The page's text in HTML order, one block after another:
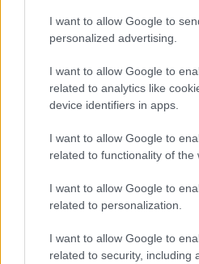
I want to allow Google to
personalized advertising.
I want to allow Google to
related to analytics like
device identifiers in apps.
I want to allow Google to
related to functionality of the
I want to allow Google to
related to personalization.
I want to allow Google to
related to security, including
καθοριστικάστην
Αναλυτικά η
Κινήματος
«Το Κίνημα Δημοκρατίας
πρώην βουλευτήΓιάννη
οποίος ανακοίνωσε
κατόπιν ώριμης σκέψης,
εντάσσεται στοΚίνημα